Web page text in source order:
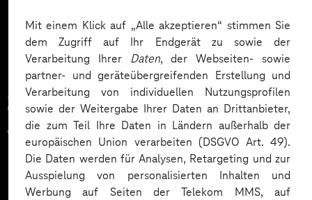
Mit einem Klick auf „Alle akzeptieren“ stimmen Sie
dem Zugriff auf Ihr Endgerät zu sowie der
Verarbeitung Ihrer Daten, der Webseiten- sowie
partner- und geräteübergreifenden Erstellung und
Verarbeitung von individuellen Nutzungsprofilen
sowie der Weitergabe Ihrer Daten an Drittanbieter,
die zum Teil Ihre Daten in Ländern außerhalb der
europäischen Union verarbeiten (DSGVO Art. 49).
Die Daten werden für Analysen, Retargeting und zur
Ausspielung von personalisierten Inhalten und
Werbung auf Seiten der Telekom MMS, auf
Zahlreiche Unternehmen
vertrauen auf unsere
Expertise. Hier eine Auswahl: